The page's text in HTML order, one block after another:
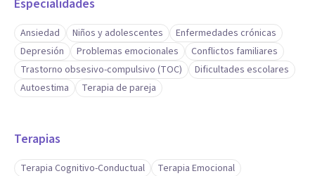
Especialidades
Ansiedad Niños y adolescentes
Enfermedades crónicas
Depresión
Problemas emocionales
Conflictos familiares
Trastorno obsesivo-compulsivo (TOC)
Dificultades escolares
Autoestima
Terapia de pareja
Terapias
Terapia Cognitivo-Conductual
Terapia Emocional